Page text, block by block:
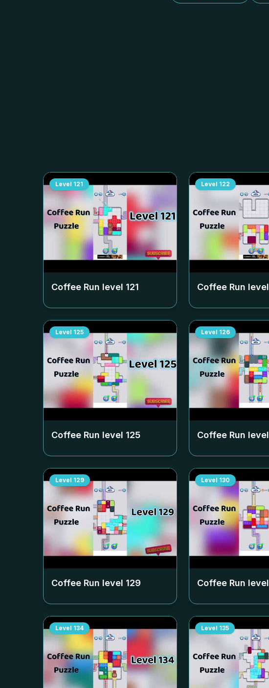
Level 121
Coffee Run level 121
Level 122
Coffee Run level
Level 125
Coffee Run level 125
Level 126
Coffee Run level
Level 129
Coffee Run level 129
Level 130
Coffee Run level
Level 134 Level 135